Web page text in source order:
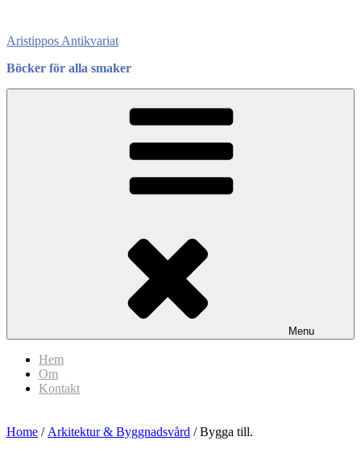
content
Aristippos Antikvariat
Böcker för alla smaker
Menu
Hem
Om
Kontakt
Home / Arkitektur & Byggnadsvård / Bygga till.